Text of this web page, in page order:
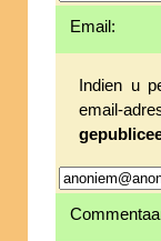
Email:
Indien u
email-